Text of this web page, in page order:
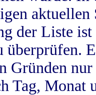
der Liste
überprüfen.
Gründen
Tag, Monat